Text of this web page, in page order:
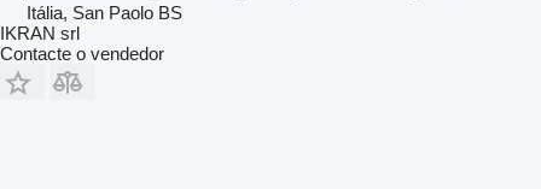
Itália, San Paolo BS
IKRAN srl
Contacte o vendedor